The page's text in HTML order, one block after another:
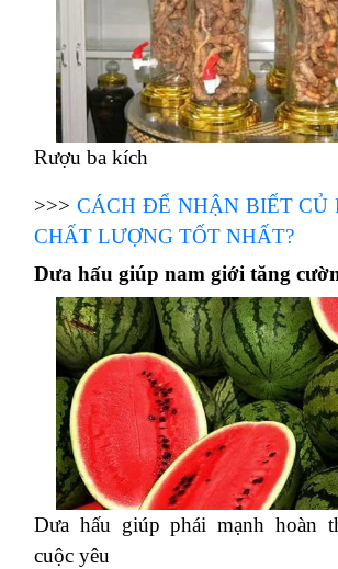
Rượu ba kích
>>> CÁCH ĐỂ NHẬN BIẾT CỦ
CHẤT LƯỢNG TỐT NHẤT?
Dưa hấu giúp nam giới tăng
Dưa hấu giúp phái mạnh hoàn
cuộc yêu